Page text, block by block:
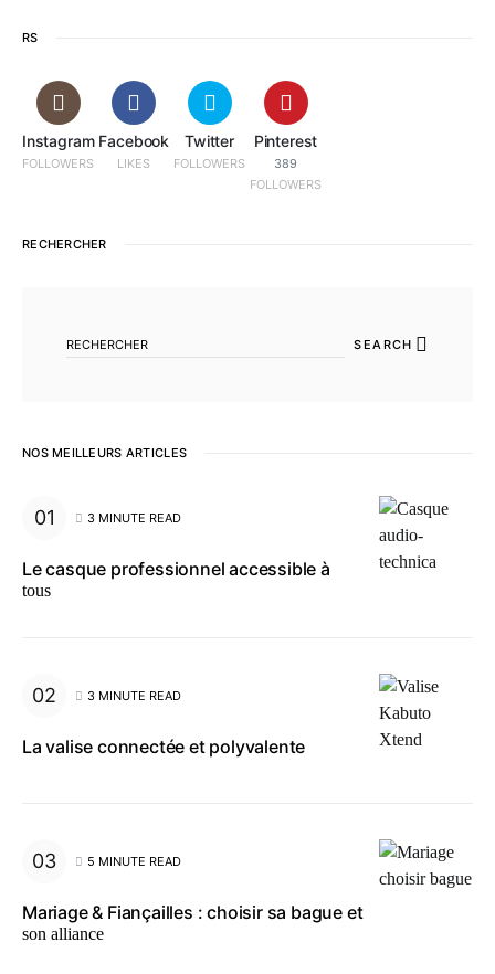
RS
Instagram
FOLLOWERS
Facebook
LIKES
Twitter
FOLLOWERS
Pinterest
389
FOLLOWERS
RECHERCHER
SEARCH
NOS MEILLEURS ARTICLES
3 MINUTE READ
Le casque professionnel accessible à
tous
3 MINUTE READ
La valise connectée et polyvalente
5 MINUTE READ
Mariage & Fiançailles : choisir sa bague et
son alliance